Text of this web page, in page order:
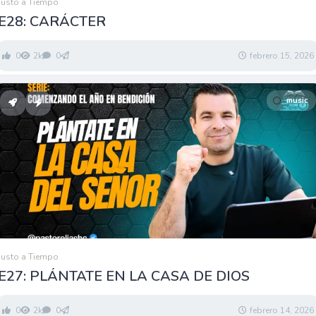
CARÁCTER￼
0 2k 0 febrero 15, 2026
music
a Tiempo
PLÁNTATE EN LA CASA DE DIOS
0 2k 0 febrero 14, 2026